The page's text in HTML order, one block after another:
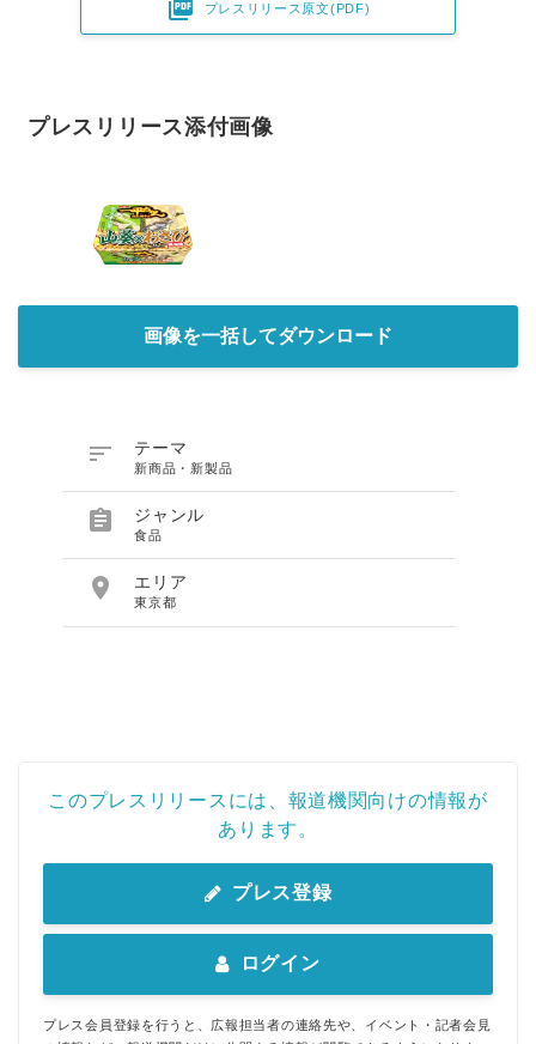
 プレスリリース原文(PDF)
プレスリリース添付画像
画像を一括してダウンロード
 テーマ
新商品・新製品
 ジャンル
食品
 エリア
東京都
このプレスリリースには、報道機関向けの情報が
あります。
プレス登録
ログイン
プレス会員登録を行うと、広報担当者の連絡先や、イベント・記者会見